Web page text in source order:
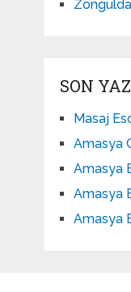
SON
Masaj
Amasya
Amasya
Amasya
Amasya